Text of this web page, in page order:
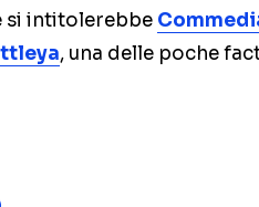
si intitolerebbe
, una delle poche